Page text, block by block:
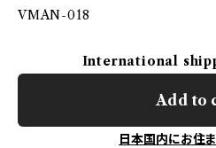
VMAN-018
International
Add to
日本国内にお住